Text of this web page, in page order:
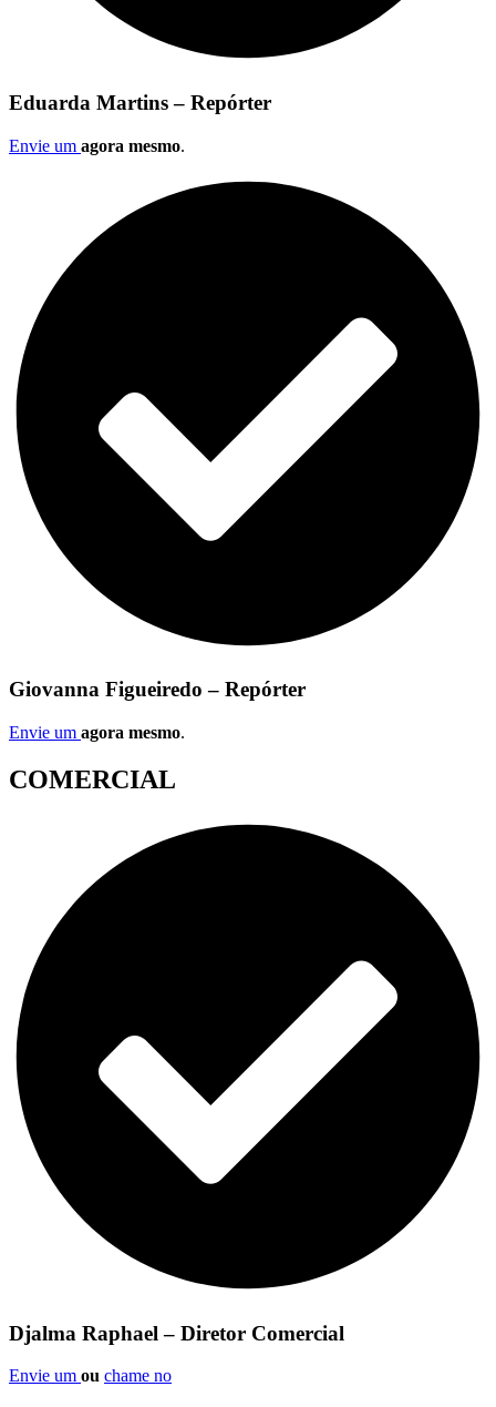
Eduarda Martins – Repórter
Envie um agora mesmo.
Giovanna Figueiredo – Repórter
Envie um agora mesmo.
COMERCIAL
Djalma Raphael – Diretor Comercial
Envie um ou chame no